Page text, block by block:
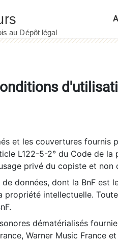
et les couvertures
L122-5-2° du Code de
privé du copiste et non
données, dont la BnF est
propriété intellectuelle.
dématérialisés
Warner Music France